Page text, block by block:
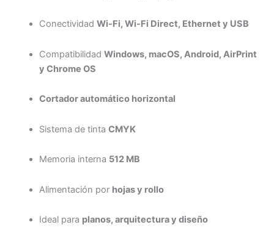
Conectividad Wi-Fi, Wi-Fi Direct, Ethernet y USB
Compatibilidad Windows, macOS, Android, AirPrint
y Chrome OS
Cortador automático horizontal
Sistema de tinta CMYK
Memoria interna 512 MB
Alimentación por hojas y rollo
Ideal para planos, arquitectura y diseño